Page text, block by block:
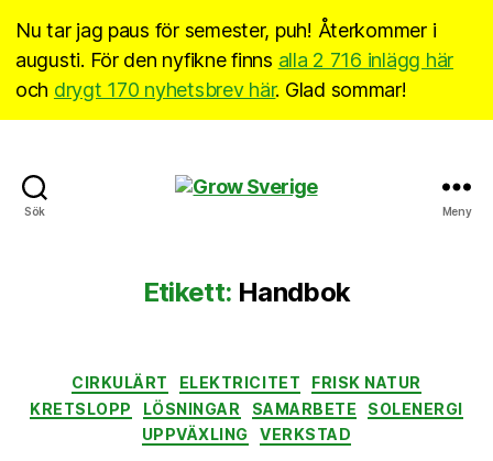
Nu tar jag paus för semester, puh! Återkommer i
augusti. För den nyfikne finns alla 2 716 inlägg här
och drygt 170 nyhetsbrev här. Glad sommar!
Sök Meny
Etikett: Handbok
Kategorier
CIRKULÄRT ELEKTRICITET
FRISK NATUR
KRETSLOPP
LÖSNINGAR SAMARBETE
SOLENERGI
UPPVÄXLING
VERKSTAD